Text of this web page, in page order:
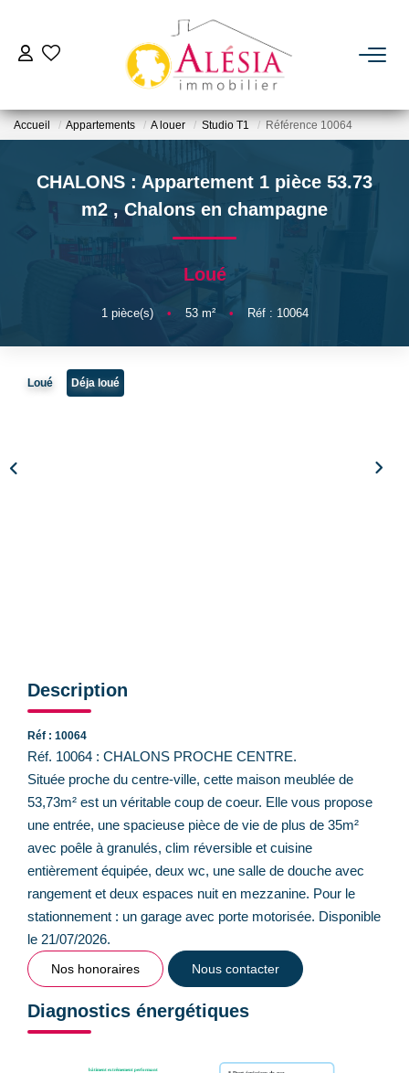
ACHETER
BIENS VENDUS / LOUÉS
NOTRE AGENCE
Accueil Appartements A louer Studio T1 Référence 10064
CHALONS : Appartement 1 pièce 53.73
m2 , Chalons en champagne
Loué
1 pièce(s) • 53m² • Réf : 10064
Loué Déja loué
Description
Réf : 10064
Réf. 10064 : CHALONS PROCHE CENTRE.
Située proche du centre-ville, cette maison meublée de
53,73m² est un véritable coup de coeur. Elle vous propose
une entrée, une spacieuse pièce de vie de plus de 35m²
avec poêle à granulés, clim réversible et cuisine
entièrement équipée, deux wc, une salle de douche avec
rangement et deux espaces nuit en mezzanine. Pour le
stationnement : un garage avec porte motorisée. Disponible
le 21/07/2026.
Nos honoraires Nous contacter
Diagnostics énergétiques